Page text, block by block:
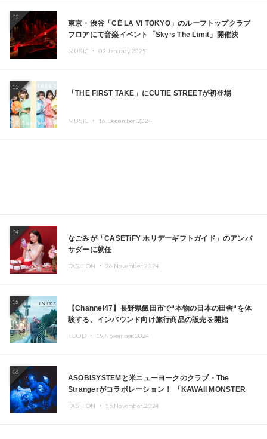
02
東京・渋谷「CÉ LA VI TOKYO」のルーフトップクラブ
フロアにて音楽イベント「Sky‘s The Limit」開催決
Kza（FORCE OF NATURE）ら日本を代表するDJ・クリ
MUSIC ・ 09.January.2025
03
「THE FIRST TAKE」にCUTIE STREETが初登場
MUSIC ・ 16.December.2024
04
なごみが「CASETiFY ホリデーギフトガイド」のアンバ
サダーに就任
FASHION ・ 26.November.2024
05
【Channel47】長野県飯田市で“本物の日本の田舎“を体
験する、インバウンド向け旅行商品の販売を開始
FOOD ・ 19.November.2024
06
ASOBISYSTEMと米ニューヨークのクラブ・The
Strangerがコラボレーション！ 「KAWAII MONSTER
FASHION ・ 15.November.2024